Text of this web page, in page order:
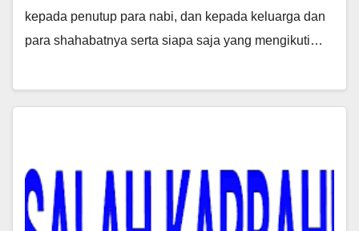
kepada penutup para nabi, dan kepada keluarga dan
para shahabatnya serta siapa saja yang mengikuti…